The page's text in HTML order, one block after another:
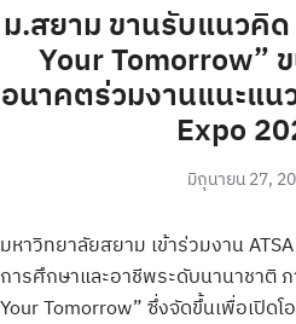
ม.สยาม ขานรับแนวคิ
Your Tomorrow”
อนาคตร่วมงานแนะแน
Expo
มิถุนายน 27,
มหาวิทยาลัยสยาม เข้าร่วมงาน
การศึกษาและอาชีพระดับนานาชาติ
Your Tomorrow” ซึ่งจัดขึ้นเพื่อเปิด